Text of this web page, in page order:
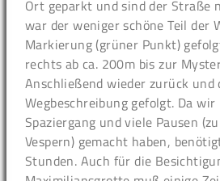
Ort geparkt und sind der Straße
war der weniger schöne Teil der
Markierung (grüner Punkt)
rechts ab ca. 200m bis zur
Anschließend wieder zurück und
Wegbeschreibung gefolgt. Da
Spaziergang und viele Pausen
Vespern) gemacht haben,
Stunden. Auch für die